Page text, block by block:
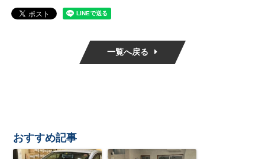
一覧へ戻る
おすすめ記事